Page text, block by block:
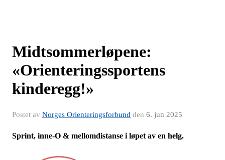
Midtsommerløpene:
«Orienteringssportens
kinderegg!»
Postet av Norges Orienteringsforbund den 6. jun 2025
Sprint, inne-O & mellomdistanse i løpet av en helg.